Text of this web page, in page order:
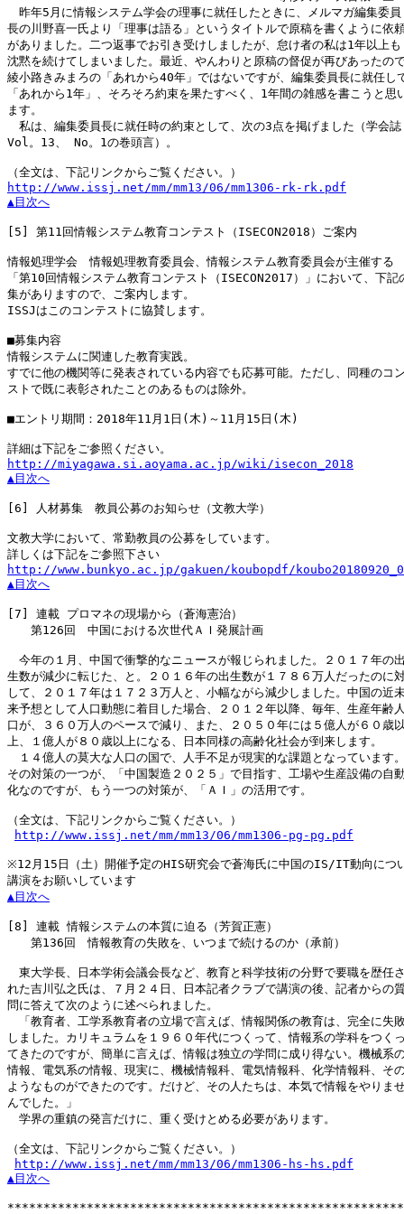
昨年5月に情報システム学会の理事に就任したときに、メルマガ編集委員
長の川野喜一氏より「理事は語る」というタイトルで原稿を書くように依
がありました。二つ返事でお引き受けしましたが、怠け者の私は1年以上も
沈黙を続けてしまいました。最近、やんわりと原稿の督促が再びあったので
綾小路きみまろの「あれから40年」ではないですが、編集委員長に就任し
「あれから1年」、そろそろ約束を果たすべく、1年間の雑感を書こうと思
ます。
私は、編集委員長に就任時の約束として、次の3点を掲げました（学会誌
Vol。13、 No。1の巻頭言）。
http://www.issj.net/mm/mm13/06/mm1306-rk-rk.pdf
▲目次へ
[5] 第11回情報システム教育コンテスト（ISECON2018）ご案内
情報処理学会　情報処理教育委員会、情報システム教育委員会が主催する
「第10回情報システム教育コンテスト（ISECON2017）」において、下記
集がありますので、ご案内します。
ISSJはこのコンテストに協賛します。
■募集内容
情報システムに関連した教育実践。
すでに他の機関等に発表されている内容でも応募可能。ただし、同種のコ
ストで既に表彰されたことのあるものは除外。
■エントリ期間：2018年11月1日(木)～11月15日(木)
http://miyagawa.si.aoyama.ac.jp/wiki/isecon_2018
▲目次へ
[6] 人材募集　教員公募のお知らせ（文教大学）
文教大学において、常勤教員の公募をしています。
http://www.bunkyo.ac.jp/gakuen/koubopdf/
▲目次へ
[7]
連載 プロマネの現場から（蒼海憲治）
第126回　中国における次世代ＡＩ発展計画
今年の１月、中国で衝撃的なニュースが報じられました。２０１７年の出
生数が減少に転じた、と。２０１６年の出生数が１７８６万人だったのに
して、２０１７年は１７２３万人と、小幅ながら減少しました。中国の近
来予想として人口動態に着目した場合、２０１２年以降、毎年、生産年齢人
口が、３６０万人のペースで減り、また、２０５０年には５億人が６０歳以
上、１億人が８０歳以上になる、日本同様の高齢化社会が到来します。
１４億人の莫大な人口の国で、人手不足が現実的な課題となっています。
その対策の一つが、「中国製造２０２５」で目指す、工場や生産設備の自
化なのですが、もう一つの対策が、「ＡＩ」の活用です。
（全文は、下記リンクからご覧ください。）
http://www.issj.net/mm/mm13/06/mm1306-pg-pg.pdf
※12月15日（土）開催予定のHIS研究会で蒼海氏に中国のIS/IT動向につ
▲目次へ
[8]
連載 情報システムの本質に迫る（芳賀正憲）
第136回　情報教育の失敗を、いつまで続けるのか（承前）
東大学長、日本学術会議会長など、教育と科学技術の分野で要職を歴任さ
れた吉川弘之氏は、７月２４日、日本記者クラブで講演の後、記者からの
問に答えて次のように述べられました。
「教育者、工学系教育者の立場で言えば、情報関係の教育は、完全に失
しました。カリキュラムを１９６０年代につくって、情報系の学科をつくっ
てきたのですが、簡単に言えば、情報は独立の学問に成り得ない。機械系
情報、電気系の情報、現実に、機械情報科、電気情報科、化学情報科、そ
ようなものができたのです。だけど、その人たちは、本気で情報をやりま
んでした。」
学界の重鎮の発言だけに、重く受けとめる必要があります。
（全文は、下記リンクからご覧ください。）
http://www.issj.net/mm/mm13/06/mm1306-hs-hs.pdf
▲目次へ